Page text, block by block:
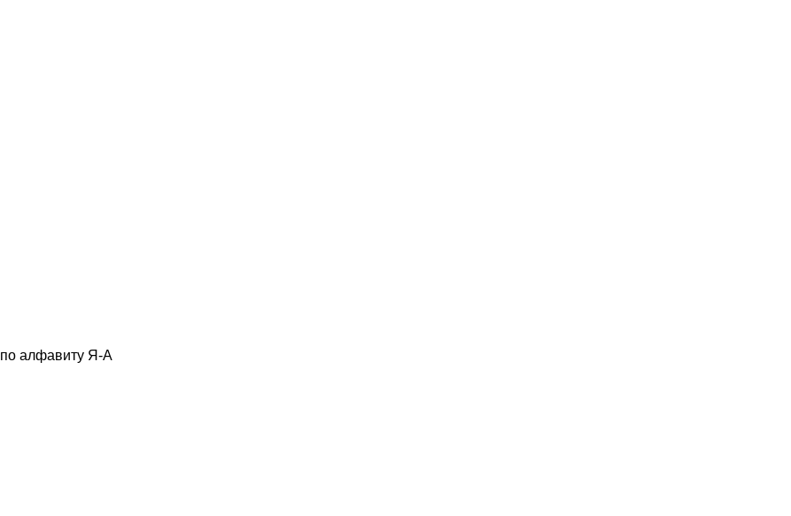
по алфавиту Я-А